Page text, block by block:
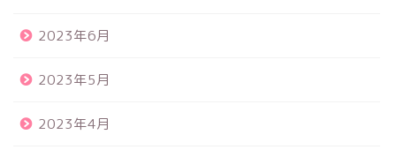
2023年6月
2023年5月
2023年4月